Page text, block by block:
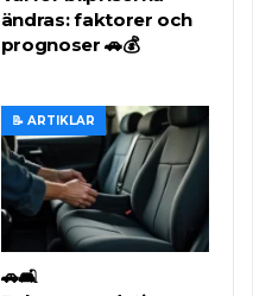
ändras: faktorer och
prognoser 🚗💰
📝 ARTIKLAR
🚗🛋️